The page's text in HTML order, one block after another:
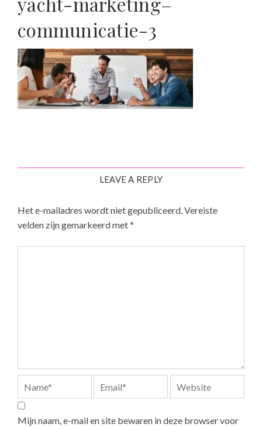
communicatie-3
LEAVE A REPLY
Het e-mailadres wordt niet gepubliceerd.Vereiste
velden zijn gemarkeerd met*
Mijn naam, e-mail en site bewaren in deze browser voor